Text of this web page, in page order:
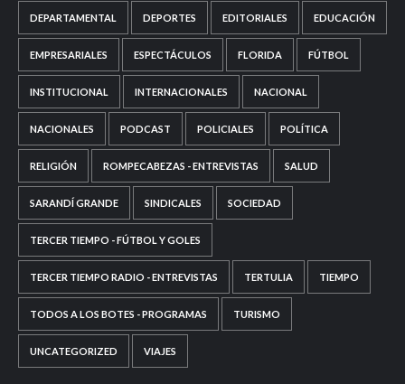
DEPARTAMENTAL DEPORTES EDITORIALES EDUCACIÓN
EMPRESARIALES ESPECTÁCULOS FLORIDA FÚTBOL
INSTITUCIONAL INTERNACIONALES NACIONAL
NACIONALES PODCAST POLICIALES POLÍTICA
RELIGIÓN ROMPECABEZAS - ENTREVISTAS SALUD
SARANDÍ GRANDE SINDICALES SOCIEDAD
TERCER TIEMPO - FÚTBOL Y GOLES
TERCER TIEMPO RADIO - ENTREVISTAS TERTULIA TIEMPO
TODOS A LOS BOTES - PROGRAMAS TURISMO
UNCATEGORIZED VIAJES